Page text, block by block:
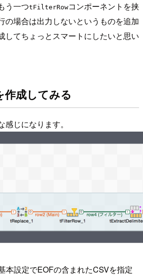
う一つtFilterRowコンポーネントを挟
の場合は出力しないというものを追加
してちょっとスマートにしたいと思い
成してみる
じになります。
本設定でEOFの含まれたCSVを指定